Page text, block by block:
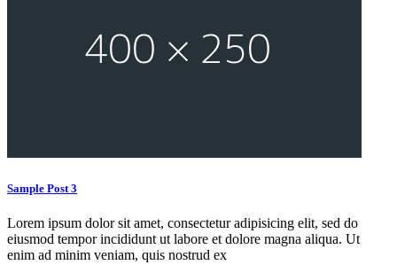
Sample Post 3
Lorem ipsum dolor sit amet, consectetur adipisicing elit, sed do
eiusmod tempor incididunt ut labore et dolore magna aliqua. Ut
enim ad minim veniam, quis nostrud ex